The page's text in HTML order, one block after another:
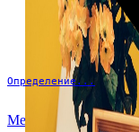
Определение...
Меню